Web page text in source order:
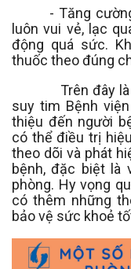
- Tăng
luôn vui vẻ, lạc
động quá sức.
thuốc theo đúng
Trên đây là
suy tim Bệnh
thiệu đến người
có thể điều trị
theo dõi và phát
bệnh, đặc biệt là
phòng. Hy vọng
có thêm những
bảo vệ sức khoẻ